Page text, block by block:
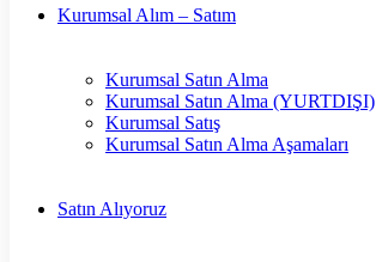
Kurumsal Alım – Satım
Kurumsal Satın Alma
Kurumsal Satın Alma (YURTDIŞI)
Kurumsal Satış
Kurumsal Satın Alma Aşamaları
Satın Alıyoruz